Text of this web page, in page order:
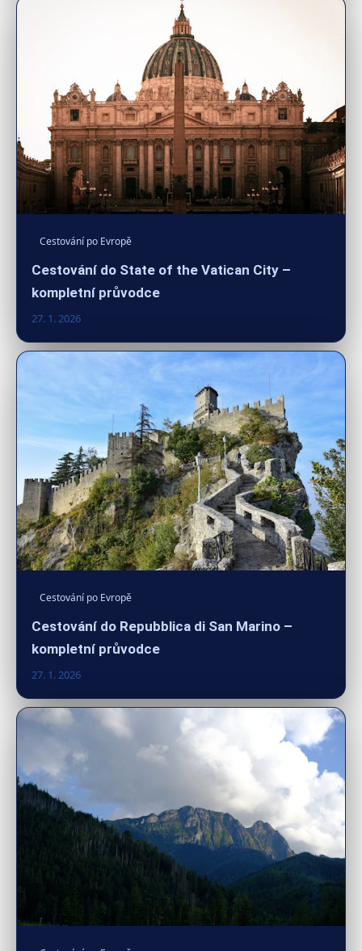
Cestování po Evropě
Cestování do State of the Vatican City –
kompletní průvodce
27. 1. 2026
Cestování po Evropě
Cestování do Repubblica di San Marino –
kompletní průvodce
27. 1. 2026